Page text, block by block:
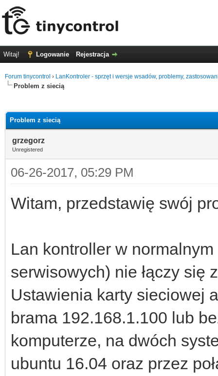
Witaj! Logowanie Rejestracja
Forum tinycontrol › LanKontroler - sprzęt i wersje wsadów, problemy,
Problem z siecią
Problem z siecią
grzegorz
Unregistered
06-26-2017, 05:29 PM
Witam, przedstawię swój
Lan kontroller w
serwisowych) nie łączy się
Ustawienia karty sieciowej
brama 192.168.1.100 lub
komputerze, na dwóch
ubuntu 16.04 oraz przez